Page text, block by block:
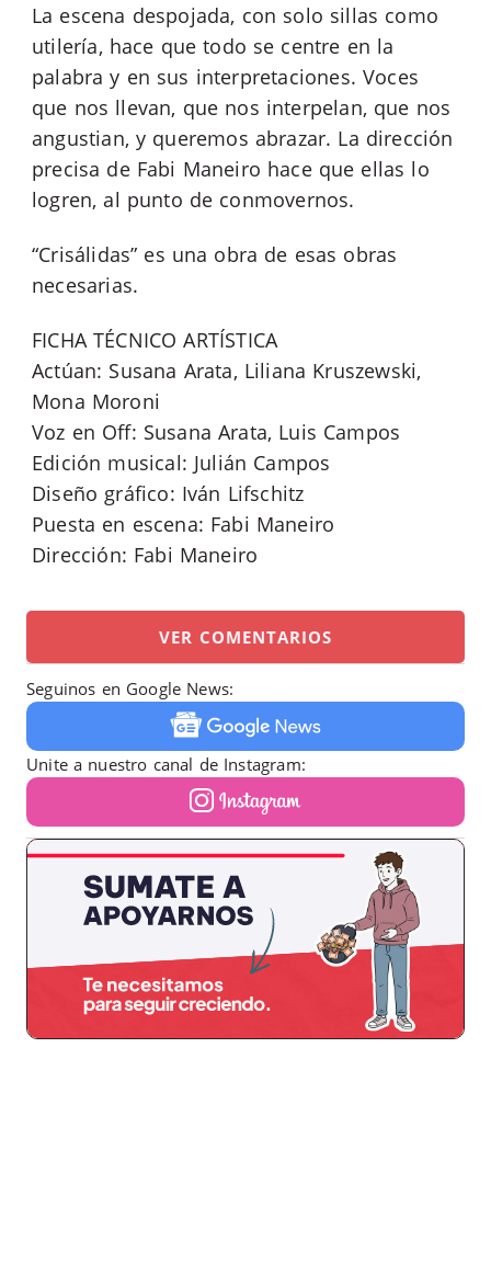
La escena despojada, con solo sillas como
utilería, hace que todo se centre en la
palabra y en sus interpretaciones. Voces
que nos llevan, que nos interpelan, que nos
angustian, y queremos abrazar. La dirección
precisa de Fabi Maneiro hace que ellas lo
logren, al punto de conmovernos.
“Crisálidas” es una obra de esas obras
necesarias.
FICHA TÉCNICO ARTÍSTICA
Actúan: Susana Arata, Liliana Kruszewski,
Mona Moroni
Voz en Off: Susana Arata, Luis Campos
Edición musical: Julián Campos
Diseño gráfico: Iván Lifschitz
Puesta en escena: Fabi Maneiro
Dirección: Fabi Maneiro
VER COMENTARIOS
Seguinos en Google News:
Unite a nuestro canal de Instagram: